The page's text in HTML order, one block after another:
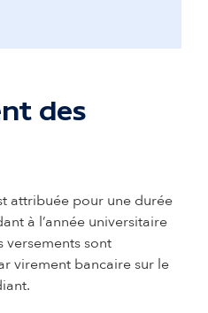
des
attribuée pour une durée
à l’année universitaire
versements sont
virement bancaire sur le